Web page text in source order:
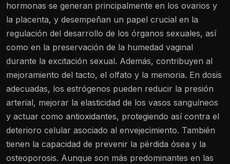
hormonas se generan principalmente en los ovarios y
la placenta, y desempeñan un papel crucial en la
regulación del desarrollo de los órganos sexuales, así
como en la preservación de la humedad vaginal
durante la excitación sexual. Además, contribuyen al
mejoramiento del tacto, el olfato y la memoria. En dosis
adecuadas, los estrógenos pueden reducir la presión
arterial, mejorar la elasticidad de los vasos sanguíneos
y actuar como antioxidantes, protegiendo así contra el
deterioro celular asociado al envejecimiento. También
tienen la capacidad de prevenir la pérdida ósea y la
osteoporosis. Aunque son más predominantes en las